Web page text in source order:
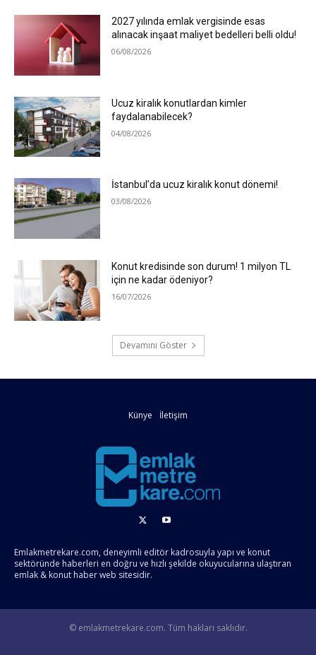
2027 yılında emlak vergisinde esas
alınacak inşaat maliyet bedelleri belli oldu!
06/08/2026
Ucuz kiralık konutlardan kimler
faydalanabilecek?
04/08/2026
İstanbul’da ucuz kiralık konut dönemi!
03/08/2026
Konut kredisinde son durum! 1 milyon TL
için ne kadar ödeniyor?
16/07/2026
Devamını Göster
Künye İletişim
Emlakmetrekare.com, deneyimli editör kadrosuyla yapı ve konut
sektöründe haberleri en doğru ve hızlı şekilde okuyucularına ulaştıran
emlak & konut haber web sitesidir.
© emlakmetrekare.com. Tüm hakları saklıdır.